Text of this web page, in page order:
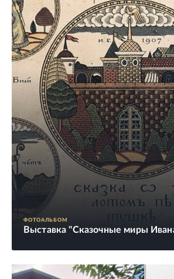
ФОТОАЛЬБОМ
Выставка "Сказочные миры